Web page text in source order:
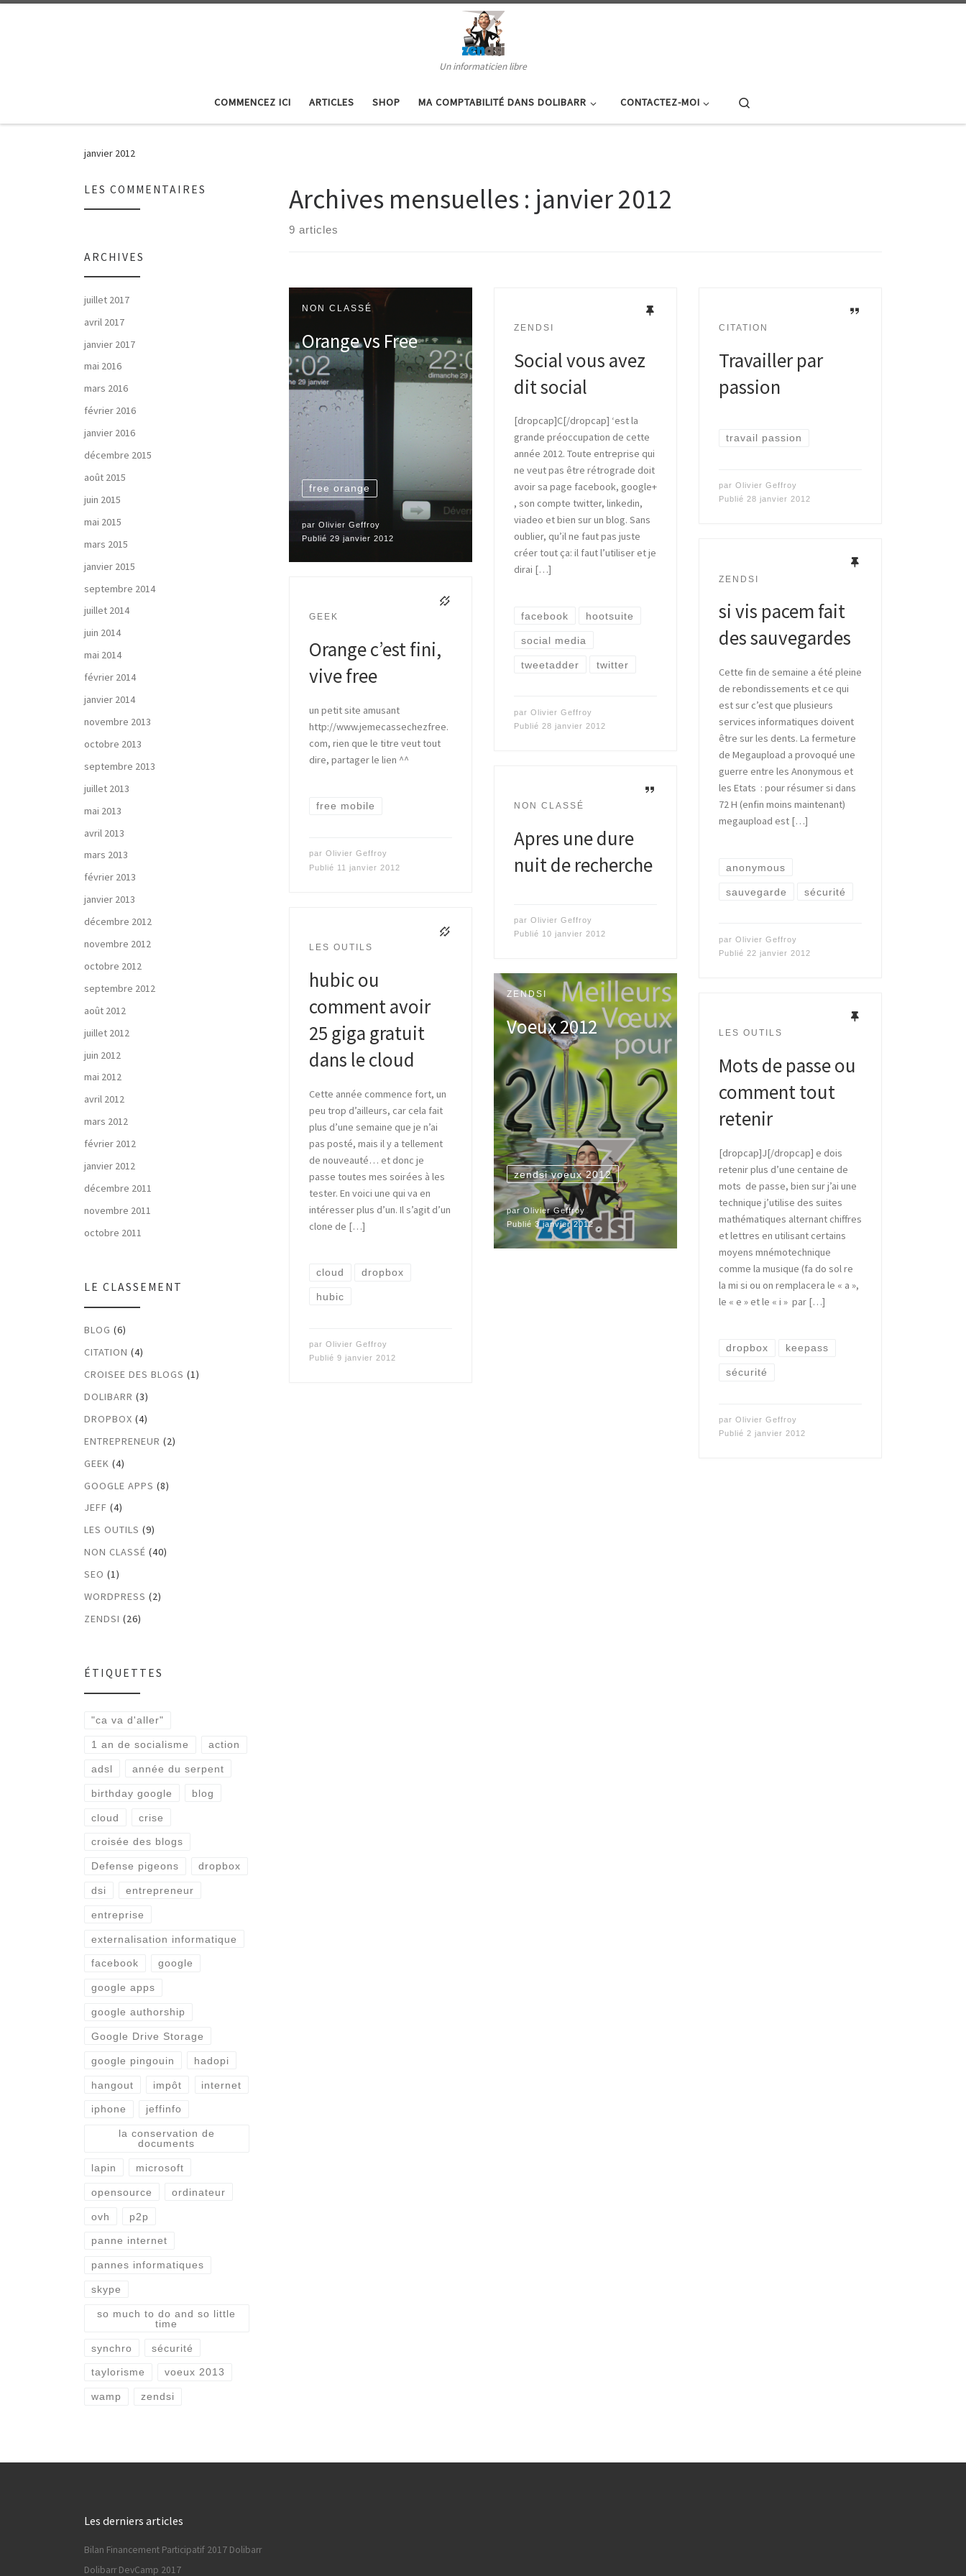
Un informaticien libre
COMMENCEZ ICI ARTICLES SHOP MA COMPTABILITÉ DANS DOLIBARR CONTACTEZ-MOI
janvier 2012
Archives mensuelles : janvier 2012
9 articles
NON CLASSÉ
Orange vs Free
free orange
par Olivier Geffroy
Publié 29 janvier 2012
ZENDSI
Social vous avez
dit social
[dropcap]C[/dropcap] ‘est la
grande préoccupation de cette
année 2012. Toute entreprise qui
ne veut pas être rétrograde doit
avoir sa page facebook, google+
, son compte twitter, linkedin,
viadeo et bien sur un blog. Sans
oublier, qu’il ne faut pas juste
créer tout ça: il faut l’utiliser et je
dirai […]
facebook hootsuite
social media
tweetadder twitter
par Olivier Geffroy
Publié 28 janvier 2012
CITATION
Travailler par
passion
travail passion
par Olivier Geffroy
Publié 28 janvier 2012
ZENDSI
si vis pacem fait
des sauvegardes
Cette fin de semaine a été pleine
de rebondissements et ce qui
est sur c’est que plusieurs
services informatiques doivent
être sur les dents. La fermeture
de Megaupload a provoqué une
guerre entre les Anonymous et
les Etats : pour résumer si dans
72 H (enfin moins maintenant)
megaupload est […]
anonymous
sauvegarde sécurité
par Olivier Geffroy
Publié 22 janvier 2012
GEEK
Orange c’est fini,
vive free
un petit site amusant
http://www.jemecassechezfree.
com, rien que le titre veut tout
dire, partager le lien ^^
free mobile
par Olivier Geffroy
Publié 11 janvier 2012
NON CLASSÉ
Apres une dure
nuit de recherche
par Olivier Geffroy
Publié 10 janvier 2012
LES OUTILS
hubic ou
comment avoir
25 giga gratuit
dans le cloud
Cette année commence fort, un
peu trop d’ailleurs, car cela fait
plus d’une semaine que je n’ai
pas posté, mais il y a tellement
de nouveauté… et donc je
passe toutes mes soirées à les
tester. En voici une qui va en
intéresser plus d’un. Il s’agit d’un
clone de […]
cloud dropbox
hubic
par Olivier Geffroy
Publié 9 janvier 2012
ZENDSI
Voeux 2012
zendsi voeux 2012
parOlivier Geffroy
Publié 3 janvier 2012
LES OUTILS
Mots de passe ou
comment tout
retenir
[dropcap]J[/dropcap] e dois
retenir plus d’une centaine de
mots de passe, bien sur j’ai une
technique j’utilise des suites
mathématiques alternant chiffres
et lettres en utilisant certains
moyens mnémotechnique
comme la musique (fa do sol re
la mi si ou on remplacera le « a »,
le « e » et le « i » par […]
dropbox keepass
sécurité
par Olivier Geffroy
Publié 2 janvier 2012
LES COMMENTAIRES
ARCHIVES
juillet 2017
avril 2017
janvier 2017
mai 2016
mars 2016
février 2016
janvier 2016
décembre 2015
août 2015
juin 2015
mai 2015
mars 2015
janvier 2015
septembre 2014
juillet 2014
juin 2014
mai 2014
février 2014
janvier 2014
novembre 2013
octobre 2013
septembre 2013
juillet 2013
mai 2013
avril 2013
mars 2013
février 2013
janvier 2013
décembre 2012
novembre 2012
octobre 2012
septembre 2012
août 2012
juillet 2012
juin 2012
mai 2012
avril 2012
mars 2012
février 2012
janvier 2012
décembre 2011
novembre 2011
octobre 2011
LE CLASSEMENT
BLOG (6)
CITATION (4)
CROISEE DES BLOGS (1)
DOLIBARR (3)
DROPBOX (4)
ENTREPRENEUR (2)
GEEK (4)
GOOGLE APPS (8)
JEFF (4)
LES OUTILS (9)
NON CLASSÉ (40)
SEO (1)
WORDPRESS (2)
ZENDSI (26)
ÉTIQUETTES
"ca va d'aller"
1 an de socialisme action
adsl année du serpent
birthday google blog
cloud crise
croisée des blogs
Defense pigeons dropbox
dsi entrepreneur
entreprise
externalisation informatique
facebook google
google apps
google authorship
Google Drive Storage
google pingouin hadopi
hangout impôt internet
iphone jeffinfo
la conservation de
documents
lapin microsoft
opensource ordinateur
ovh p2p
panne internet
pannes informatiques
skype
so much to do and so little
time
synchro sécurité
taylorisme voeux 2013
wamp zendsi
Les derniers articles
Bilan Financement Participatif 2017 Dolibarr
Dolibarr DevCamp 2017